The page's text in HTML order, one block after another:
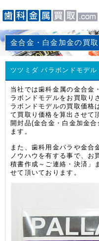
金合金・白金加金の買取
ツツミダ パラボンドモデル
当社では歯科金属の金合金
ラボンドモデルをお買取り
ラボンドモデルの買取価格
て買取り価格を算出させて
開封品(金合金・白金加金
ます。
また、歯科用金パラや金合
ノウハウを有する事で、お
積書作成～ご連絡・決済」
せて頂いております。